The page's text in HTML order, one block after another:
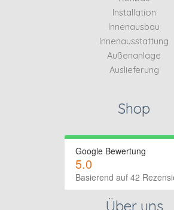
Installation
Innenausbau
Innenausstattung
Außenanlage
Auslieferung
Shop
Google Bewertung
5.0
Basierend auf 42
Über uns